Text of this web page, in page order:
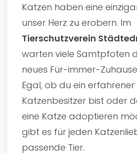
Katzen haben eine
unser Herz zu erobern. Im
Tierschutzverein
warten viele Samtpfoten
neues Für-immer-
Egal, ob du ein erfahrener
Katzenbesitzer bist oder
eine Katze adoptieren
gibt es für jeden
passende Tier.